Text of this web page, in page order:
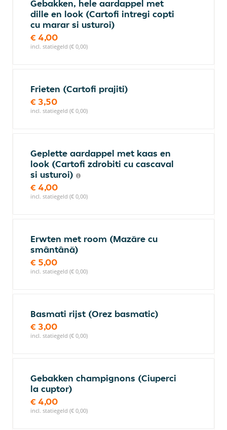
Gebakken, hele aardappel met
dille en look (Cartofi intregi copti
cu marar si usturoi)
€ 4,00
incl. statiegeld (€ 0,00)
Frieten (Cartofi prajiti)
€ 3,50
incl. statiegeld (€ 0,00)
Geplette aardappel met kaas en
look (Cartofi zdrobiti cu cascaval
si usturoi)
€ 4,00
incl. statiegeld (€ 0,00)
Erwten met room (Mazăre cu
smântână)
€ 5,00
incl. statiegeld (€ 0,00)
Basmati rijst (Orez basmatic)
€ 3,00
incl. statiegeld (€ 0,00)
Gebakken champignons (Ciuperci
la cuptor)
€ 4,00
incl. statiegeld (€ 0,00)